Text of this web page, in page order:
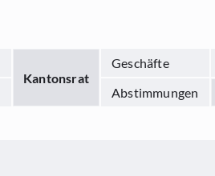
Kantonsrat
Geschäfte
Abstimmungen